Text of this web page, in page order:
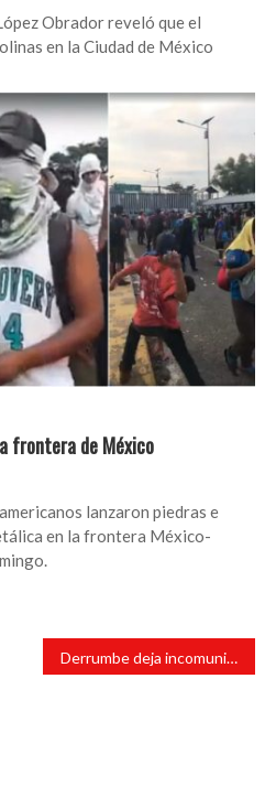
Obrador reveló que el
en la Ciudad de México
frontera de México
lanzaron piedras e
en la frontera México-
Derrumbe deja incomunicadas dos comunidades de Mixtla de Altamirano